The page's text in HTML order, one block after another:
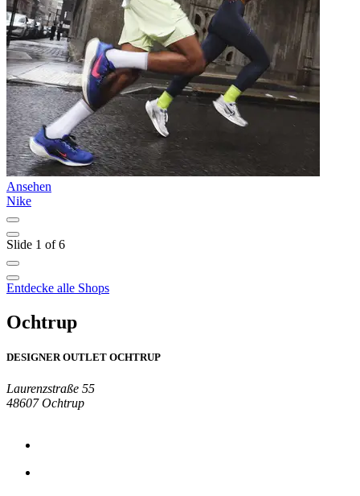
Ansehen
Nike
Slide 1 of 6
Entdecke alle Shops
Ochtrup
DESIGNER OUTLET OCHTRUP
Laurenzstraße 55
48607 Ochtrup